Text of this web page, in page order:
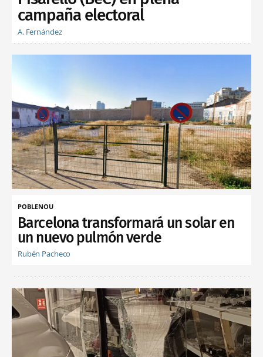
campaña electoral
A. Fernández
POBLENOU
Barcelona transformará un solar en
un nuevo pulmón verde
Rubén Pacheco